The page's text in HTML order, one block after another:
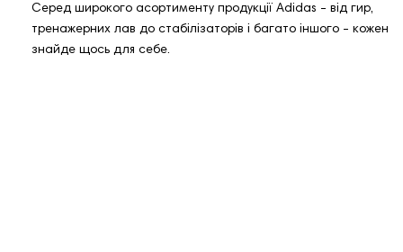
Серед широкого асортименту продукції Adidas - від гир,
тренажерних лав до стабілізаторів і багато іншого - кожен
знайде щось для себе.